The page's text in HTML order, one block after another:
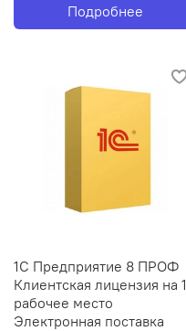
Подробнее
1С Предприятие 8 ПРОФ
Клиентская лицензия на 1
рабочее место
Электронная поставка